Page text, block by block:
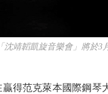
韜凱旋音樂會」將於3月
范克萊本國際鋼琴